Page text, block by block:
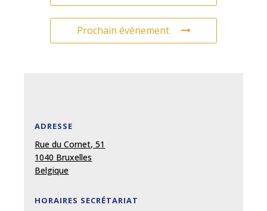
Prochain événement
ADRESSE
Rue du Cornet, 51
1040 Bruxelles
Belgique
HORAIRES SECRÉTARIAT